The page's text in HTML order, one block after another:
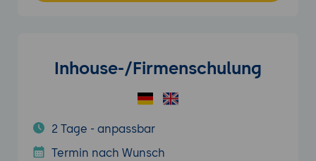
Inhouse-/Firmenschulung
2 Tage - anpassbar
Termin nach Wunsch